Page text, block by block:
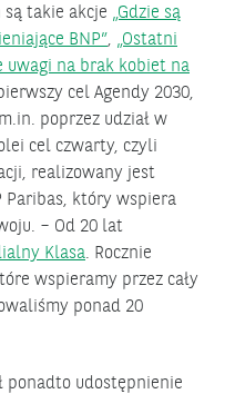
są takie akcje „Gdzie są
BNP”, „Ostatni
uwagi na brak kobiet na
cel Agendy 2030,
poprzez udział w
cel czwarty, czyli
realizowany jest
Paribas, który wspiera
– Od 20 lat
Klasa. Rocznie
wspieramy przez cały
ponad 20
ponadto udostępnienie